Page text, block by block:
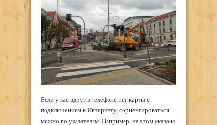
Если у вас вдруг в телефоне нет карты с
подключением к Интернету, сориентироваться
можно по указателям. Например, на этом указано